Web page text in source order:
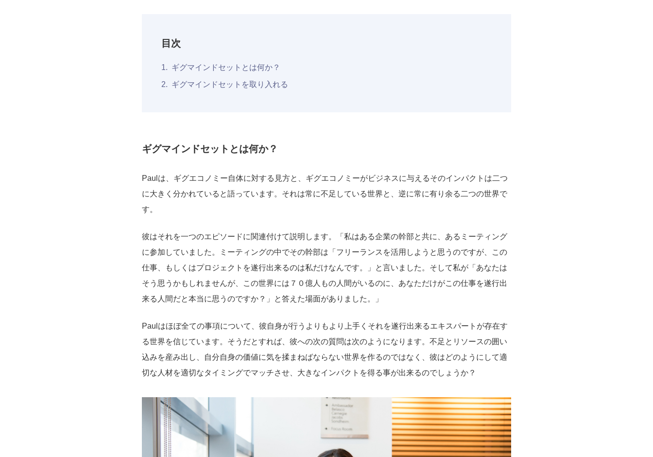
目次
ギグマインドセットとは何か？
ギグマインドセットを取り入れる
ギグマインドセットとは何か？
Paulは、ギグエコノミー自体に対する見方と、ギグエコノミーがビジネスに与えるそのインパクトは二つ
に大きく分かれていると語っています。それは常に不足している世界と、逆に常に有り余る二つの世界で
す。
彼はそれを一つのエピソードに関連付けて説明します。「私はある企業の幹部と共に、あるミーティング
に参加していました。ミーティングの中でその幹部は「フリーランスを活用しようと思うのですが、この
仕事、もしくはプロジェクトを遂行出来るのは私だけなんです。」と言いました。そして私が「あなたは
そう思うかもしれませんが、この世界には７０億人もの人間がいるのに、あなただけがこの仕事を遂行出
来る人間だと本当に思うのですか？」と答えた場面がありました。」
Paulはほぼ全ての事項について、彼自身が行うよりもより上手くそれを遂行出来るエキスパートが存在す
る世界を信じています。そうだとすれば、彼への次の質問は次のようになります。不足とリソースの囲い
込みを産み出し、自分自身の価値に気を揉まねばならない世界を作るのではなく、彼はどのようにして適
切な人材を適切なタイミングでマッチさせ、大きなインパクトを得る事が出来るのでしょうか？